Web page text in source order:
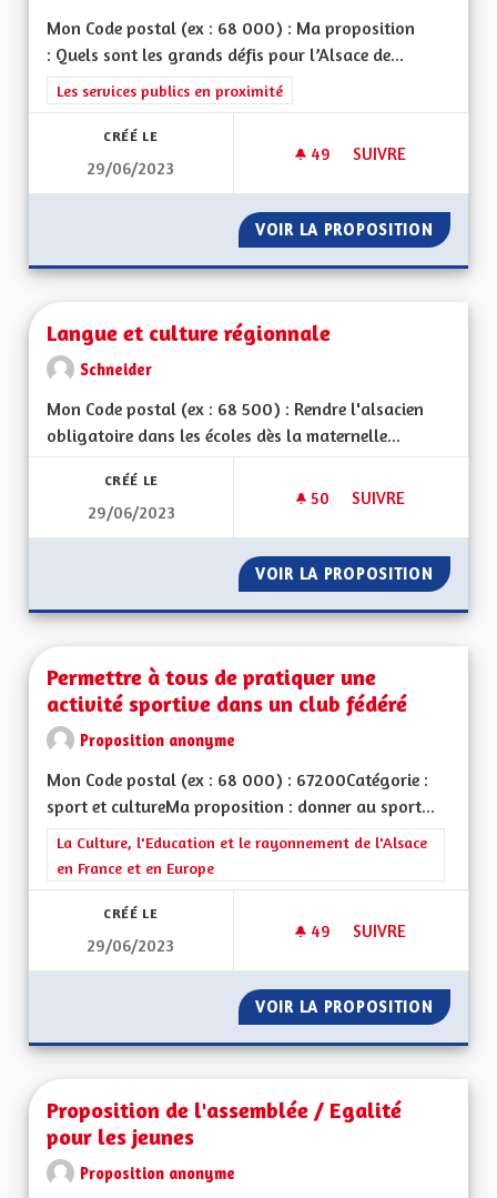
Mon Code postal (ex : 68 000) : Ma proposition
: Quels sont les grands défis pour l’Alsace de...
Filtrer les résultats de la catégorie : Les services publics en
Les services publics en proximité
CRÉÉ LE
29/06/2023
49 49 ABONNÉS
SUIVRE
VOIR LA PROPOSITION
Langue et culture régionnale
Schneider
Mon Code postal (ex : 68 500) : Rendre l'alsacien
obligatoire dans les écoles dès la maternelle...
CRÉÉ LE
29/06/2023
50 50 ABONNÉS
SUIVRE
VOIR LA PROPOSITION
Permettre à tous de pratiquer une
activité sportive dans un club fédéré
Proposition anonyme
Mon Code postal (ex : 68 000) : 67200Catégorie :
sport et cultureMa proposition : donner au sport...
Filtrer les résultats de la catégorie : La Culture, l'Education et
La Culture, l'Education et le rayonnement de l'Alsace
en France et en Europe
CRÉÉ LE
29/06/2023
49 49 ABONNÉS
SUIVRE
VOIR LA PROPOSITION
Proposition de l'assemblée / Egalité
pour les jeunes
Proposition anonyme